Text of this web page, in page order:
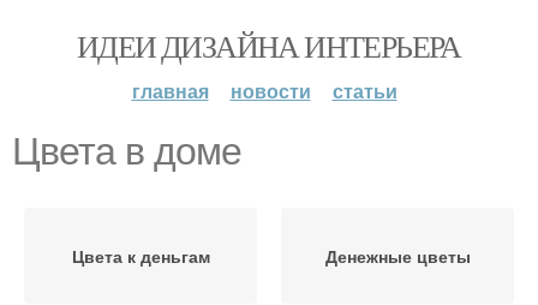
ИДЕИ ДИЗАЙНА ИНТЕРЬЕРА
главная новости статьи
Цвета в доме
Цвета к деньгам Денежные цветы